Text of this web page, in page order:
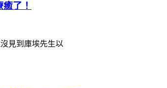
了！
見到庫埃先生以